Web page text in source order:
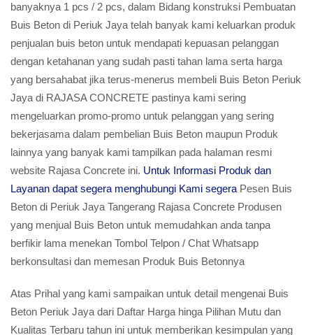
banyaknya 1 pcs / 2 pcs, dalam Bidang konstruksi Pembuatan
Buis Beton di Periuk Jaya telah banyak kami keluarkan produk
penjualan buis beton untuk mendapati kepuasan pelanggan
dengan ketahanan yang sudah pasti tahan lama serta harga
yang bersahabat jika terus-menerus membeli Buis Beton Periuk
Jaya di RAJASA CONCRETE pastinya kami sering
mengeluarkan promo-promo untuk pelanggan yang sering
bekerjasama dalam pembelian Buis Beton maupun Produk
lainnya yang banyak kami tampilkan pada halaman resmi
website Rajasa Concrete ini. Untuk Informasi Produk dan
Layanan dapat segera menghubungi Kami segera Pesen Buis
Beton di Periuk Jaya Tangerang Rajasa Concrete Produsen
yang menjual Buis Beton untuk memudahkan anda tanpa
berfikir lama menekan Tombol Telpon / Chat Whatsapp
berkonsultasi dan memesan Produk Buis Betonnya
Atas Prihal yang kami sampaikan untuk detail mengenai Buis
Beton Periuk Jaya dari Daftar Harga hinga Pilihan Mutu dan
Kualitas Terbaru tahun ini untuk memberikan kesimpulan yang